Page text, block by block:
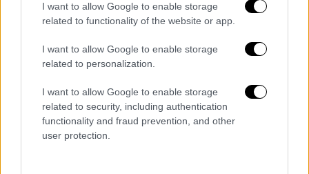
I want to allow Google to enable storage
related to functionality of the website or app.
I want to allow Google to enable storage
related to personalization.
I want to allow Google to enable storage
related to security, including authentication
functionality and fraud prevention, and other
user protection.
Διεθνή ΜΜΕ για την καταδίκη για τις υποκλοπές